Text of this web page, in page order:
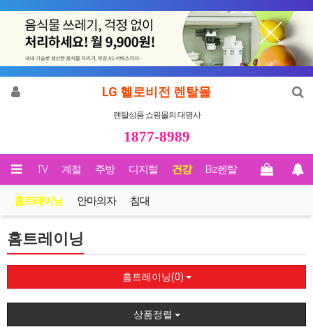
LG 헬로비전 렌탈몰
렌탈상품 쇼핑몰의 대명사
1877-8989
영상/TV 계절 주방 디지털 건강 Biz렌탈
홈트레이닝 안마의자 침대
홈트레이닝
홈트레이닝(0)
상품정렬